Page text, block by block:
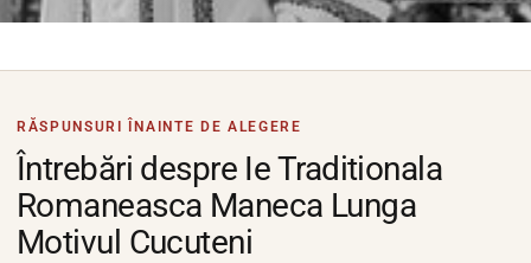
RĂSPUNSURI ÎNAINTE DE ALEGERE
Întrebări despre Ie Traditionala
Romaneasca Maneca Lunga
Motivul Cucuteni